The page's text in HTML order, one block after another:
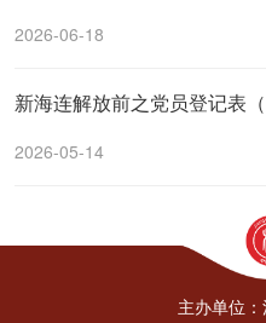
2026-06-18
新海连解放前之党员登记表（
2026-05-14
主办单位